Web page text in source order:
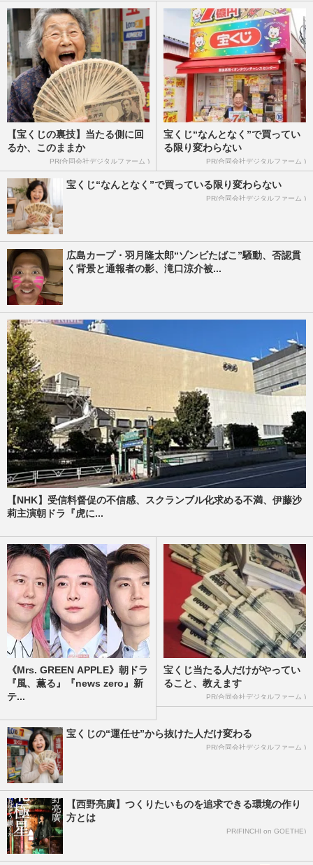
【宝くじの裏技】当たる側に回
るか、このままか
PR(合同会社デジタルファーム )
宝くじ“なんとなく”で買ってい
る限り変わらない
PR(合同会社デジタルファーム )
宝くじ“なんとなく”で買っている限り変わらない
PR(合同会社デジタルファーム )
広島カープ・羽月隆太郎“ゾンビたばこ”騒動、否認貫
く背景と通報者の影、滝口涼介被...
【NHK】受信料督促の不信感、スクランブル化求める不満、伊藤沙
莉主演朝ドラ『虎に...
《Mrs. GREEN APPLE》朝ドラ
『風、薫る』『news zero』新
テ...
宝くじ当たる人だけがやってい
ること、教えます
PR(合同会社デジタルファーム )
宝くじの“運任せ”から抜けた人だけ変わる
PR(合同会社デジタルファーム )
【西野亮廣】つくりたいものを追求できる環境の作り
方とは
PR(FINCHI on GOETHE)